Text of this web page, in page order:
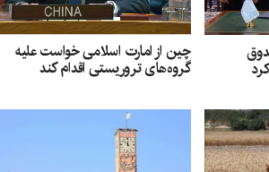
چین از امارت اسلامی خواست علیه
گروه‌های تروریستی اقدام کند